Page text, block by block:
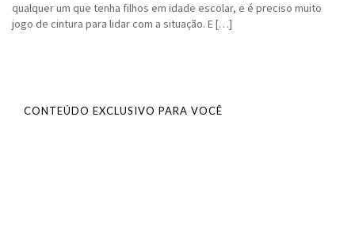
qualquer um que tenha filhos em idade escolar, e é preciso muito
jogo de cintura para lidar com a situação. E […]
CONTEÚDO EXCLUSIVO PARA VOCÊ